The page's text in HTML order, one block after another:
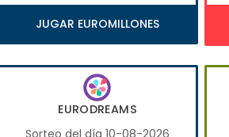
JUGAR EUROMILLONES
EURODREAMS